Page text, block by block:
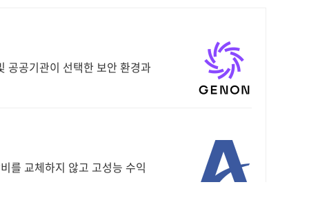
공공기관이 선택한 보안 환경과
를 교체하지 않고 고성능 수익